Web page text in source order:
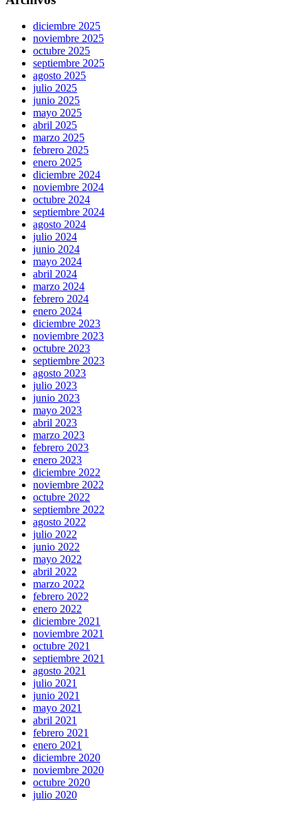
diciembre 2025
noviembre 2025
octubre 2025
septiembre 2025
agosto 2025
julio 2025
junio 2025
mayo 2025
abril 2025
marzo 2025
febrero 2025
enero 2025
diciembre 2024
noviembre 2024
octubre 2024
septiembre 2024
agosto 2024
julio 2024
junio 2024
mayo 2024
abril 2024
marzo 2024
febrero 2024
enero 2024
diciembre 2023
noviembre 2023
octubre 2023
septiembre 2023
agosto 2023
julio 2023
junio 2023
mayo 2023
abril 2023
marzo 2023
febrero 2023
enero 2023
diciembre 2022
noviembre 2022
octubre 2022
septiembre 2022
agosto 2022
julio 2022
junio 2022
mayo 2022
abril 2022
marzo 2022
febrero 2022
enero 2022
diciembre 2021
noviembre 2021
octubre 2021
septiembre 2021
agosto 2021
julio 2021
junio 2021
mayo 2021
abril 2021
febrero 2021
enero 2021
diciembre 2020
noviembre 2020
octubre 2020
julio 2020